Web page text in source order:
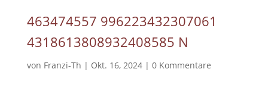
463474557 996223432307061
4318613808932408585 N
von Franzi-Th | Okt. 16, 2024| 0 Kommentare